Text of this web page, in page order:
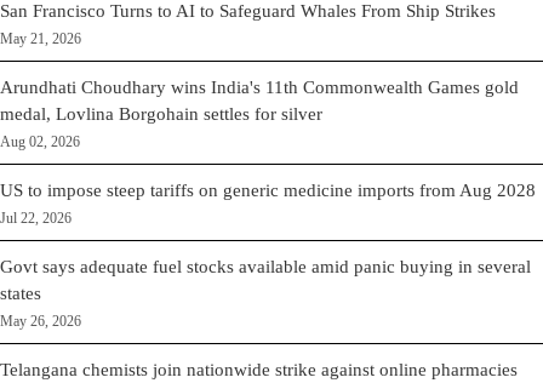
San Francisco Turns to AI to Safeguard Whales From Ship Strikes
May 21, 2026
Arundhati Choudhary wins India's 11th Commonwealth Games gold
medal, Lovlina Borgohain settles for silver
Aug 02, 2026
US to impose steep tariffs on generic medicine imports from Aug 2028
Jul 22, 2026
Govt says adequate fuel stocks available amid panic buying in several
states
May 26, 2026
Telangana chemists join nationwide strike against online pharmacies